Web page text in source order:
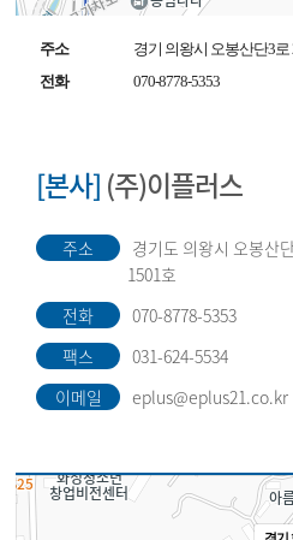
주소
경기 의왕시 오봉산단3로
전화
070-8778-5353
[본사] (주)이플러스
주소
경기도 의왕시 오봉산
1501호
전화
070-8778-5353
팩스
031-624-5534
이메일
eplus@eplus21.co.kr